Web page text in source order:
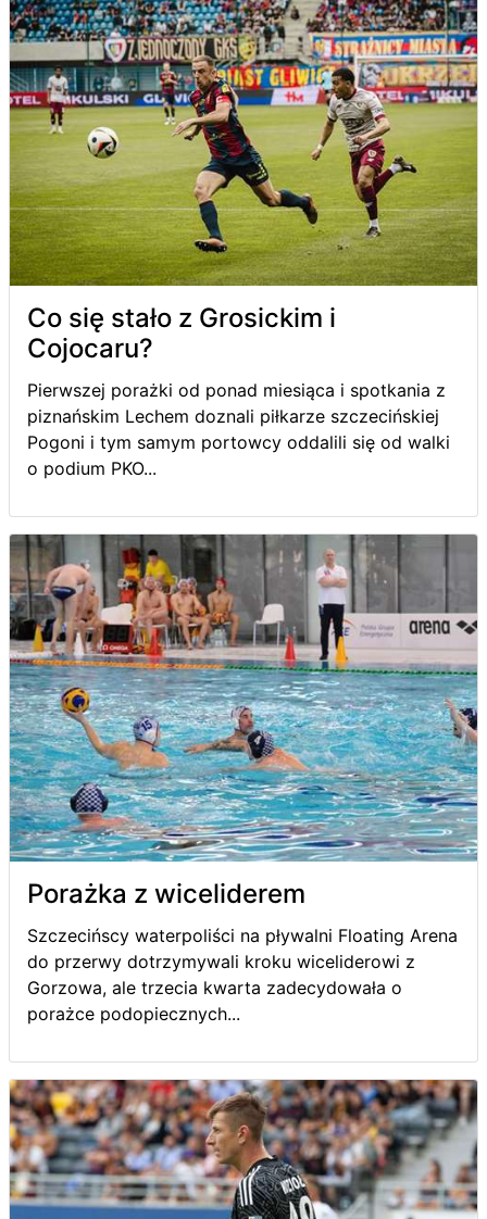
Co się stało z Grosickim i
Cojocaru?
Pierwszej porażki od ponad miesiąca i spotkania z
piznańskim Lechem doznali piłkarze szczecińskiej
Pogoni i tym samym portowcy oddalili się od walki
o podium PKO...
Porażka z wiceliderem
Szczecińscy waterpoliści na pływalni Floating Arena
do przerwy dotrzymywali kroku wiceliderowi z
Gorzowa, ale trzecia kwarta zadecydowała o
porażce podopiecznych...